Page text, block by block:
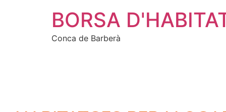
BORSA
Conca de Barberà